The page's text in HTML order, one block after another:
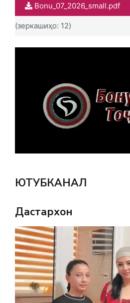
Bonu_07_2026_small.pdf
(зеркашиҳо: 12)
ЮТУБКАНАЛ
Дастархон